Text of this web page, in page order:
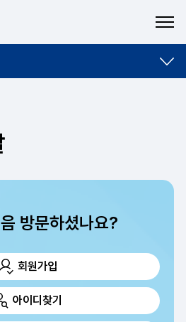
방문하셨나요?
회원가입
아이디찾기